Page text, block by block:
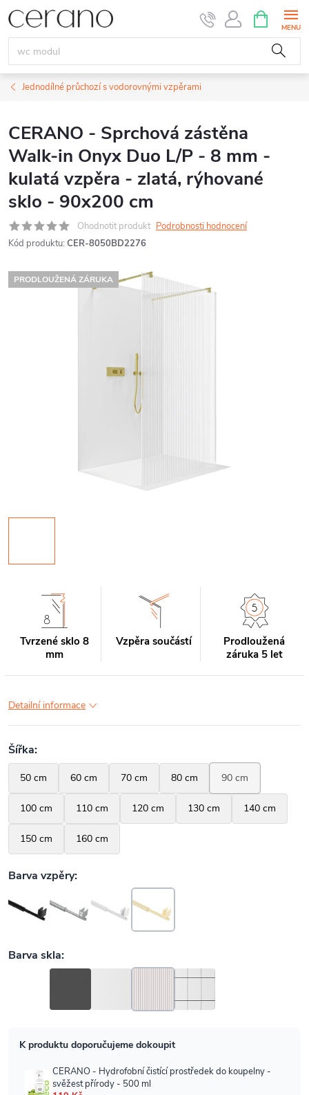
Přejít
na
obsah
NÁKUPNÍ
KOŠÍK
Jednodílné průchozí s vodorovnými vzpěrami
CERANO - Sprchová zástěna
Walk-in Onyx Duo L/P - 8 mm -
kulatá vzpěra - zlatá, rýhované
sklo - 90x200 cm
Ohodnotit produkt Podrobnosti hodnocení
Kód produktu: CER-8050BD2276
PRODLOUŽENÁ ZÁRUKA
Tvrzené sklo 8
mm
Vzpěra součástí
Prodloužená
záruka 5 let
Detailní informace